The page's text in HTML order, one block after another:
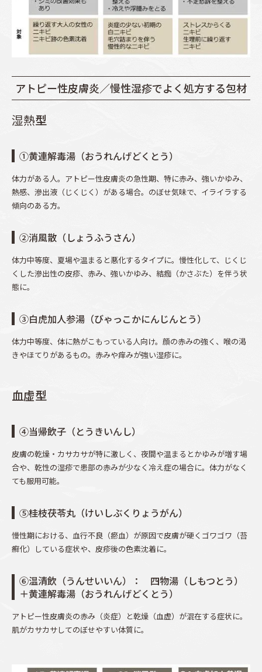
アトピー性皮膚炎／慢性湿疹でよく処方する包材
湿熱型
①黄連解毒湯（おうれんげどくとう）
体力がある人。アトピー性皮膚炎の急性期、特に赤み、強いかゆみ、
熱感、滲出液（じくじく）がある場合。のぼせ気味で、イライラする
傾向のある方。
②消風散（しょうふうさん）
体力中等度、夏場や温まると悪化するタイプに。慢性化して、じくじ
くした滲出性の皮疹、赤み、強いかゆみ、結痂（かさぶた）を伴う状
態に。
③白虎加人参湯（びゃっこかにんじんとう）
体力中等度、体に熱がこもっている人向け。顔の赤みの強く、喉の渇
きやほてりがあるもの。赤みや痒みが強い湿疹に。
血虚型
④当帰飲子（とうきいんし）
皮膚の乾燥・カサカサが特に激しく、夜間や温まるとかゆみが増す場
合や、乾性の湿疹で患部の赤みが少なく冷え症の場合に。体力がなく
ても服用可能。
⑤桂枝茯苓丸（けいしぶくりょうがん）
慢性期における、血行不良（瘀血）が原因で皮膚が硬くゴワゴワ（苔
癬化）している症状や、皮疹後の色素沈着に。
⑥温清飲（うんせいいん）： 四物湯（しもつとう）
＋黄連解毒湯（おうれんげどくとう）
アトピー性皮膚炎の赤み（炎症）と乾燥（血虚）が混在する症状に。
肌がカサカサしてのぼせやすい体質に。